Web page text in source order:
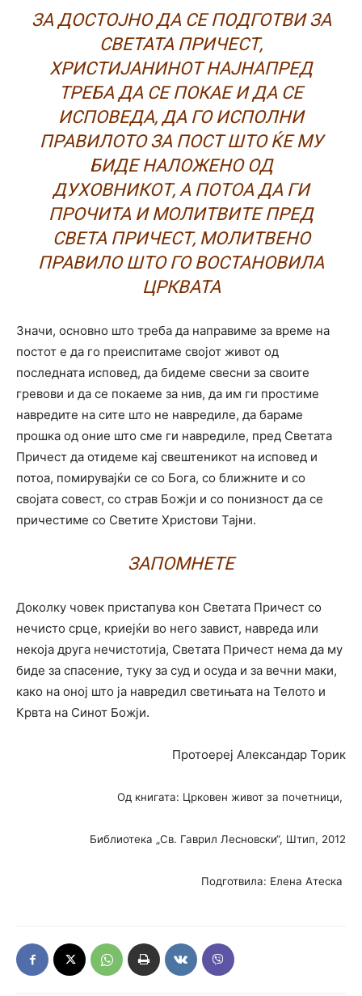
ЗА ДОСТОЈНО ДА СЕ ПОДГОТВИ ЗА
СВЕТАТА ПРИЧЕСТ,
ХРИСТИЈАНИНОТ НАЈНАПРЕД
ТРЕБА ДА СЕ ПОКАЕ И ДА СЕ
ИСПОВЕДА, ДА ГО ИСПОЛНИ
ПРАВИЛОТО ЗА ПОСТ ШТО ЌЕ МУ
БИДЕ НАЛОЖЕНО ОД
ДУХОВНИКОТ, А ПОТОА ДА ГИ
ПРОЧИТА И МОЛИТВИТЕ ПРЕД
СВЕТА ПРИЧЕСТ, МОЛИТВЕНО
ПРАВИЛО ШТО ГО ВОСТАНОВИЛА
ЦРКВАТА
Значи, основно што треба да направиме за време на
постот е да го преиспитаме својот живот од
последната исповед, да бидеме свесни за своите
гревови и да се покаеме за нив, да им ги простиме
навредите на сите што не навредиле, да бараме
прошка од оние што сме ги навредиле, пред Светата
Причест да отидеме кај свештеникот на исповед и
потоа, помирувајќи се со Бога, со ближните и со
својата совест, со страв Божји и со понизност да се
причестиме со Светите Христови Тајни.
ЗАПОМНЕТЕ
Доколку човек пристапува кон Светата Причест со
нечисто срце, криејќи во него завист, навреда или
некоја друга нечистотија, Светата Причест нема да му
биде за спасение, туку за суд и осуда и за вечни маки,
како на оној што ја навредил светињата на Телото и
Крвта на Синот Божји.
Протоереј Александар Торик
Од книгата: Црковен живот за почетници,
Библиотека „Св. Гаврил Лесновски“, Штип, 2012
Подготвила: Елена Атеска